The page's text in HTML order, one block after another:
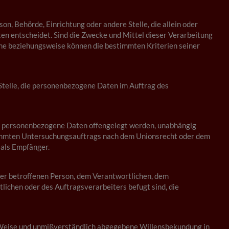
Behörde, Einrichtung oder andere Stelle, die allein oder
entscheidet. Sind die Zwecke und Mittel dieser Verarbeitung
beziehungsweise können die bestimmten Kriterien seiner
die personenbezogene Daten im Auftrag des
Daten offengelegt werden, unabhängig
Untersuchungsauftrags nach dem Unionsrecht oder dem
Empfänger.
betroffenen Person, dem Verantwortlichen, dem
oder des Auftragsverarbeiters befugt sind, die
und unmißverständlich abgegebene Willensbekundung in